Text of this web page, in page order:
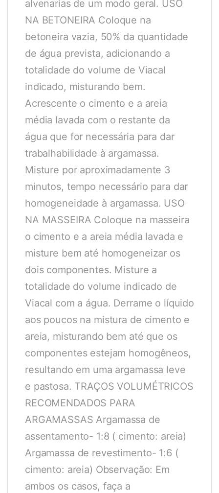
alvenarias de um modo geral. USO
NA BETONEIRA Coloque na
betoneira vazia, 50% da quantidade
de água prevista, adicionando a
totalidade do volume de Viacal
indicado, misturando bem.
Acrescente o cimento e a areia
média lavada com o restante da
água que for necessária para dar
trabalhabilidade à argamassa.
Misture por aproximadamente 3
minutos, tempo necessário para dar
homogeneidade à argamassa. USO
NA MASSEIRA Coloque na masseira
o cimento e a areia média lavada e
misture bem até homogeneizar os
dois componentes. Misture a
totalidade do volume indicado de
Viacal com a água. Derrame o líquido
aos poucos na mistura de cimento e
areia, misturando bem até que os
componentes estejam homogêneos,
resultando em uma argamassa leve
e pastosa. TRAÇOS VOLUMÉTRICOS
RECOMENDADOS PARA
ARGAMASSAS Argamassa de
assentamento- 1:8 ( cimento: areia)
Argamassa de revestimento- 1:6 (
cimento: areia) Observação: Em
ambos os casos, faça a